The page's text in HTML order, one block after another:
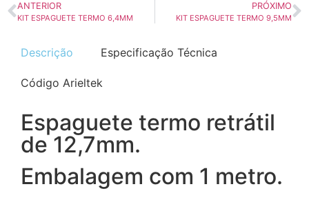
ANTERIOR
KIT ESPAGUETE TERMO 6,4MM
PRÓXIMO
KIT ESPAGUETE TERMO 9,5MM
Descrição Especificação Técnica
Código Arieltek
Espaguete termo retrátil
de 12,7mm.
Embalagem com 1 metro.